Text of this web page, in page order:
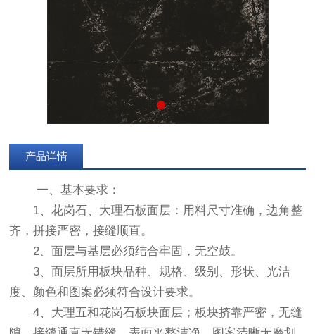
产品详情
一、基本要求：
1、花岗石、大理石板面层：用料尺寸准确，边角整
齐，拼接严密，接缝顺直。
2、面层与基层必须结合牢固，无空鼓。
3、面层所用板块品种、规格、级别、形状、光洁
度、颜色和图案必须符合设计要求。
4、大理五和花岗石板块面层；板块挤靠严密，无缝